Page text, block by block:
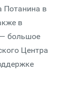
Потанина в
в
большое
Центра